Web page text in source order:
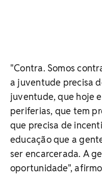
"Contra. Somos
a juventude precisa
juventude, que hoje
periferias, que tem
que precisa de
educação que a
ser encarcerada. A
oportunidade",